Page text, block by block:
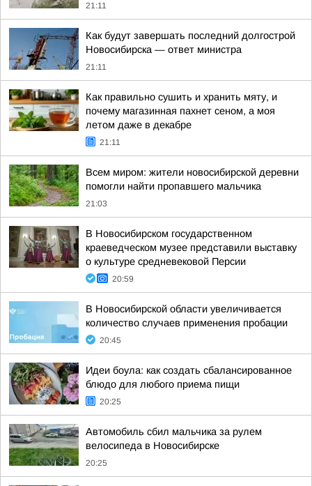
21:11
Как будут завершать последний долгострой
Новосибирска — ответ министра
21:11
Как правильно сушить и хранить мяту, и
почему магазинная пахнет сеном, а моя
летом даже в декабре
21:11
Всем миром: жители новосибирской деревни
помогли найти пропавшего мальчика
21:03
В Новосибирском государственном
краеведческом музее представили выставку
о культуре средневековой Персии
20:59
В Новосибирской области увеличивается
количество случаев применения пробации
20:45
Идеи боула: как создать сбалансированное
блюдо для любого приема пищи
20:25
Автомобиль сбил мальчика за рулем
велосипеда в Новосибирске
20:25